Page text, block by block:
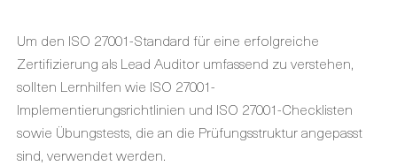
Um den ISO 27001-Standard für eine erfolgreiche
Zertifizierung als Lead Auditor umfassend zu verstehen,
sollten Lernhilfen wie ISO 27001-
Implementierungsrichtlinien und ISO 27001-Checklisten
sowie Übungstests, die an die Prüfungsstruktur angepasst
sind, verwendet werden.